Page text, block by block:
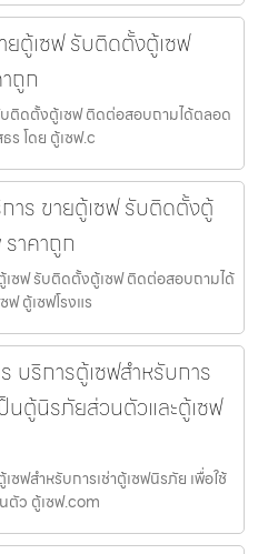
ยตู้เซฟ รับติดตั้งตู้เซฟ
ถูก
บติดตั้งตู้เซฟ ติดต่อสอบถามได้ตลอด
ร โดย ตู้เซฟ.c
าร ขายตู้เซฟ รับติดตั้งตู้
าคาถูก
เซฟ รับติดตั้งตู้เซฟ ติดต่อสอบถามได้
ตู้เซฟโรงแร
บริการตู้เซฟสำหรับการ
ป็นตู้นิรภัยส่วนตัวและตู้เซฟ
ฟสำหรับการเช่าตู้เซฟนิรภัย เพื่อใช้
ตัว ตู้เซฟ.com